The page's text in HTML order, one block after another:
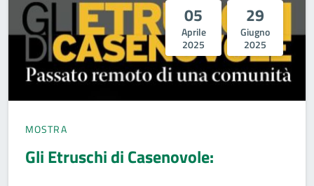
05
Aprile
2025
29
Giugno
2025
MOSTRA
Gli Etruschi di Casenovole: